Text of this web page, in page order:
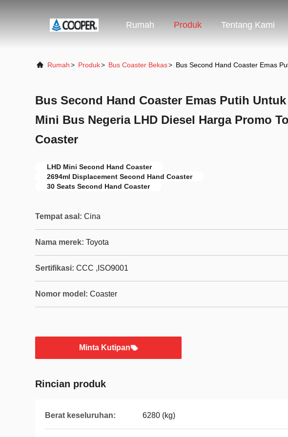
Rumah Produk Tentang Kami
Rumah> Produk> Bus Coaster Bekas> Bus Second Hand Coaster Emas
Bus Second Hand Coaster Emas Putih
Mini Bus Negeria LHD Diesel Harga Promo
Coaster
LHD Mini Second Hand Coaster
2694ml Displacement Second Hand Coaster
30 Seats Second Hand Coaster
Tempat asal: Cina
Nama merek: Toyota
Sertifikasi: CCC ,ISO9001
Nomor model: Coaster
Minta Kutipan
Rincian produk
Berat keseluruhan: 6280 (kg)